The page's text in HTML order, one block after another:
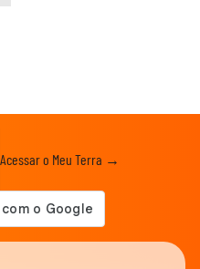
Acessar o Meu Terra →